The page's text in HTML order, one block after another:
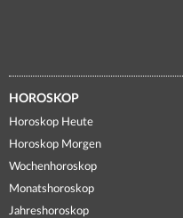
HOROSKOP
Horoskop Heute
Horoskop Morgen
Wochenhoroskop
Monatshoroskop
Jahreshoroskop